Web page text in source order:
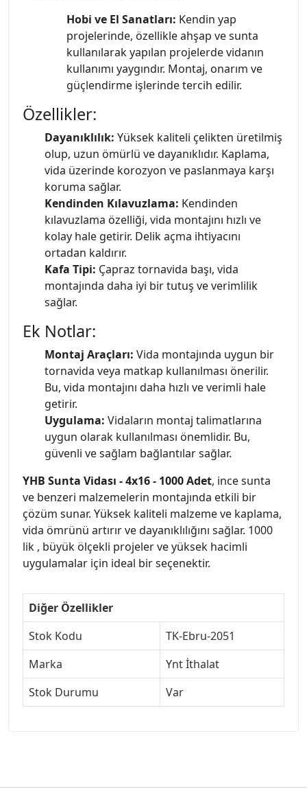
Hobi ve El Sanatları: Kendin yap
projelerinde, özellikle ahşap ve sunta
kullanılarak yapılan projelerde vidanın
kullanımı yaygındır. Montaj, onarım ve
güçlendirme işlerinde tercih edilir.
Özellikler:
Dayanıklılık: Yüksek kaliteli çelikten üretilmiş
olup, uzun ömürlü ve dayanıklıdır. Kaplama,
vida üzerinde korozyon ve paslanmaya karşı
koruma sağlar.
Kendinden Kılavuzlama: Kendinden
kılavuzlama özelliği, vida montajını hızlı ve
kolay hale getirir. Delik açma ihtiyacını
ortadan kaldırır.
Kafa Tipi: Çapraz tornavida başı, vida
montajında daha iyi bir tutuş ve verimlilik
sağlar.
Ek Notlar:
Montaj Araçları: Vida montajında uygun bir
tornavida veya matkap kullanılması önerilir.
Bu, vida montajını daha hızlı ve verimli hale
getirir.
Uygulama: Vidaların montaj talimatlarına
uygun olarak kullanılması önemlidir. Bu,
güvenli ve sağlam bağlantılar sağlar.
YHB Sunta Vidası - 4x16 - 1000 Adet, ince sunta
ve benzeri malzemelerin montajında etkili bir
çözüm sunar. Yüksek kaliteli malzeme ve kaplama,
vida ömrünü artırır ve dayanıklılığını sağlar. 1000
lik , büyük ölçekli projeler ve yüksek hacimli
uygulamalar için ideal bir seçenektir.
Diğer Özellikler
Stok Kodu
TK-Ebru-2051
Marka
Ynt İthalat
Stok Durumu
Var